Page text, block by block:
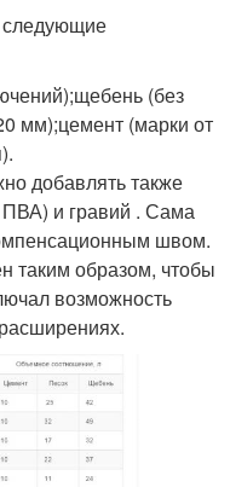
следующие
(без
мм);цемент (марки от
добавлять также
ПВА) и гравий . Сама
швом.
таким образом, чтобы
возможность